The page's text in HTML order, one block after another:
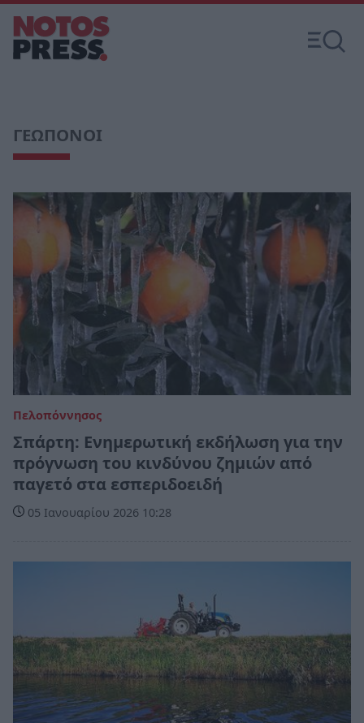
ΓΕΩΠΟΝΟΙ
Πελοπόννησος
Σπάρτη: Ενημερωτική εκδήλωση για την
πρόγνωση του κινδύνου ζημιών από
παγετό στα εσπεριδοειδή
05 Ιανουαρίου 2026 10:28